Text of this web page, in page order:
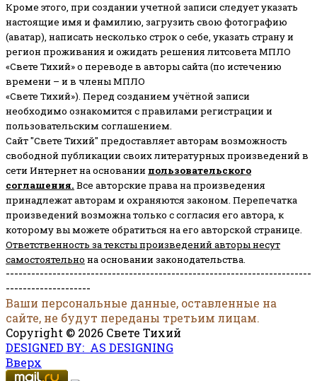
Кроме этого, при создании учетной записи следует указать
настоящие имя и фамилию, загрузить свою фотографию
(аватар), написать несколько строк о себе, указать страну и
регион проживания и ожидать решения литсовета МПЛО
«Свете Тихий» о переводе в авторы сайта (по истечению
времени – и в члены МПЛО
«Свете Тихий»). Перед созданием учётной записи
необходимо ознакомится с правилами регистрации и
пользовательским соглашением.
Сайт "Свете Тихий" предоставляет авторам возможность
свободной публикации своих литературных произведений в
сети Интернет на основании пользовательского
соглашения. Все авторские права на произведения
принадлежат авторам и охраняются законом. Перепечатка
произведений возможна только с согласия его автора, к
которому вы можете обратиться на его авторской странице.
Ответственность за тексты произведений авторы несут
самостоятельно на основании законодательства.
------------------------------------------------------------------------
--------------------
Ваши персональные данные, оставленные на
сайте, не будут переданы третьим лицам.
Copyright © 2026 Свете Тихий
DESIGNED BY: AS DESIGNING
Вверх